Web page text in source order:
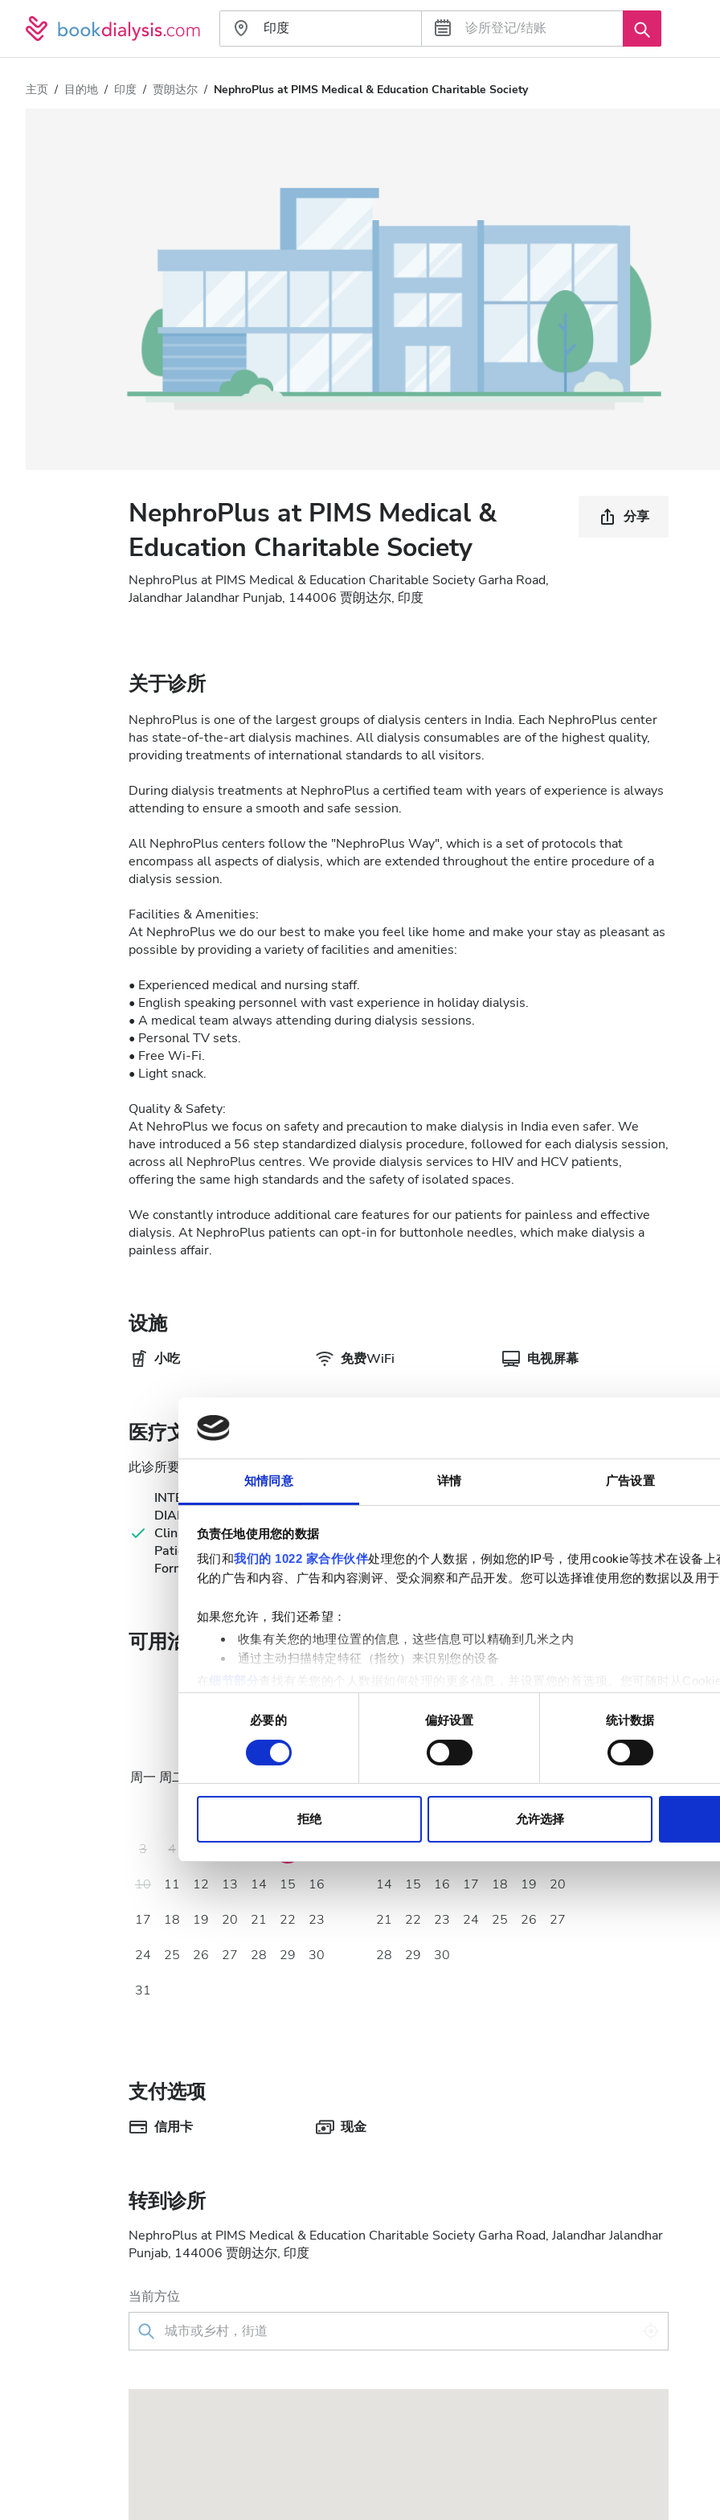
知情同意 详情 广告设置
负责任地使用您的数据
我们和我们的 1022 家合作伙伴处理您的个人数据，例如您的IP号，使用cookie等技术在设备
化的广告和内容、广告和内容测评、受众洞察和产品开发。您可以选择谁使用您的数据以及用
如果您允许，我们还希望：
收集有关您的地理位置的信息，这些信息可以精确到几米之内
通过主动扫描特定特征（指纹）来识别您的设备
在
细节部分
查找有关您的个人数据如何处理的更多信息，并设置您的首选项。您可随时从
我们使用 Cookie 来制作贴合用户需求的内容与广告、提供社交媒体功能以及分析我们的流量
分析合作伙伴分享您对我们网站的使用情况，这些合作伙伴可能会将此类信息与您提供给他们
必要的 偏好设置 统计数据
拒绝 允许选择
主页 目的地 印度 贾朗达尔 NephroPlus at PIMS Medical & Education Charitable Society
NephroPlus at PIMS Medical &
Education Charitable Society
NephroPlus at PIMS Medical & Education Charitable Society Garha Road,
Jalandhar Jalandhar Punjab, 144006 贾朗达尔, 印度
分享
关于诊所
NephroPlus is one of the largest groups of dialysis centers in India. Each NephroPlus center
has state-of-the-art dialysis machines. All dialysis consumables are of the highest quality,
providing treatments of international standards to all visitors.
During dialysis treatments at NephroPlus a certified team with years of experience is always
attending to ensure a smooth and safe session.
All NephroPlus centers follow the "NephroPlus Way", which is a set of protocols that
encompass all aspects of dialysis, which are extended throughout the entire procedure of a
dialysis session.
Facilities & Amenities:
At NephroPlus we do our best to make you feel like home and make your stay as pleasant as
possible by providing a variety of facilities and amenities:
• Experienced medical and nursing staff.
• English speaking personnel with vast experience in holiday dialysis.
• A medical team always attending during dialysis sessions.
• Personal TV sets.
• Free Wi-Fi.
• Light snack.
Quality & Safety:
At NehroPlus we focus on safety and precaution to make dialysis in India even safer. We
have introduced a 56 step standardized dialysis procedure, followed for each dialysis session,
across all NephroPlus centres. We provide dialysis services to HIV and HCV patients,
offering the same high standards and the safety of isolated spaces.
We constantly introduce additional care features for our patients for painless and effective
dialysis. At NephroPlus patients can opt-in for buttonhole needles, which make dialysis a
painless affair.
设施
小吃 免费WiFi 电视屏幕
医疗文件
此诊所要求透析治疗提供特定医疗文件。您可以在线上传文件或在到达诊所时携带。
INTERNATIONAL
DIALYSIS REQUEST
Clinical Information &
Patient Identification
Form
可用治疗天数
2026
周一 周二
2
3
4
10
11 12 13 14 15
16
17
18 19 20 21 22
23
24
25 26 27 28 29
30
31
九月 2026
5
6
14
15 16 17 18 19
20
21
22 23 24 25 26
27
28
29 30
支付选项
信用卡 现金
转到诊所
NephroPlus at PIMS Medical & Education Charitable Society Garha Road, Jalandhar Jalandhar
Punjab, 144006 贾朗达尔, 印度
当前方位